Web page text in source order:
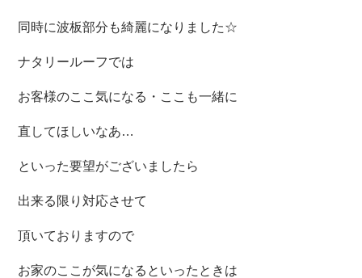
同時に波板部分も綺麗になりました☆
ナタリールーフでは
お客様のここ気になる・ここも一緒に
直してほしいなあ…
といった要望がございましたら
出来る限り対応させて
頂いておりますので
お家のここが気になるといったときは